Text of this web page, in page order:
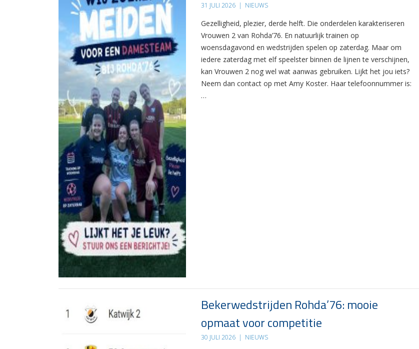
31 JULI 2026 | NIEUWS
Gezelligheid, plezier, derde helft. Die onderdelen karakteriseren
Vrouwen 2 van Rohda’76. En natuurlijk trainen op
woensdagavond en wedstrijden spelen op zaterdag. Maar om
iedere zaterdag met elf speelster binnen de lijnen te verschijnen,
kan Vrouwen 2 nog wel wat aanwas gebruiken. Lijkt het jou iets?
Neem dan contact op met Amy Koster. Haar telefoonnummer is:
…
Bekerwedstrijden Rohda’76: mooie
opmaat voor competitie
30 JULI 2026 | NIEUWS